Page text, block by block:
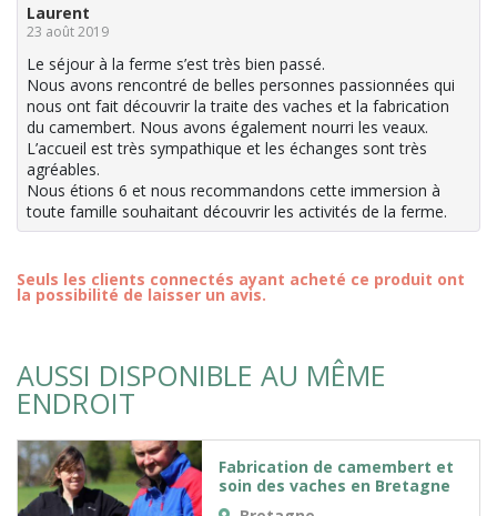
Laurent
23 août 2019
Le séjour à la ferme s’est très bien passé.
Nous avons rencontré de belles personnes passionnées qui
nous ont fait découvrir la traite des vaches et la fabrication
du camembert. Nous avons également nourri les veaux.
L’accueil est très sympathique et les échanges sont très
agréables.
Nous étions 6 et nous recommandons cette immersion à
toute famille souhaitant découvrir les activités de la ferme.
Seuls les clients connectés ayant acheté ce produit ont
la possibilité de laisser un avis.
AUSSI DISPONIBLE AU MÊME
ENDROIT
Fabrication de camembert et
soin des vaches en Bretagne